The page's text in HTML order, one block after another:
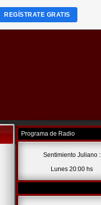
Programa de Radio
Sentimiento Juliano :
Lunes 20:00 hs
REGÍSTRATE GRATIS